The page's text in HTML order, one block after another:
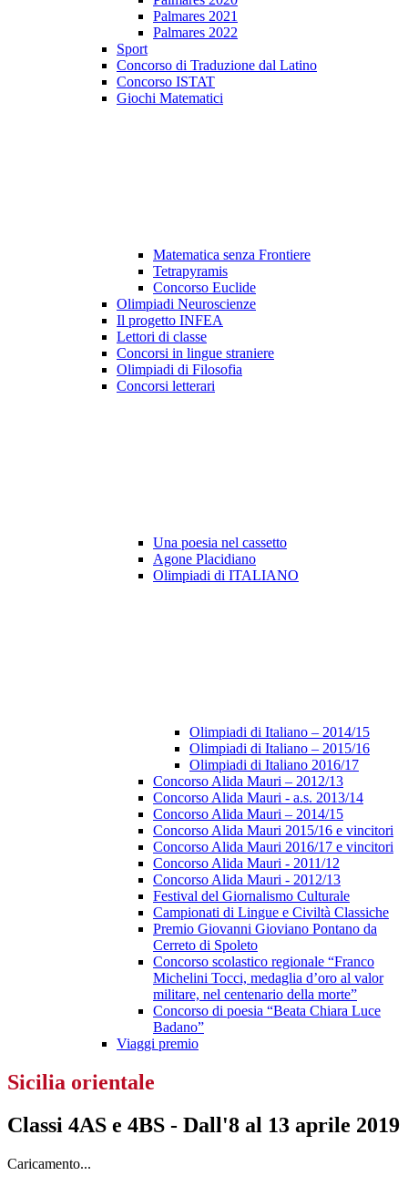
Palmares 2021
Palmares 2022
Sport
Concorso di Traduzione dal Latino
Concorso ISTAT
Giochi Matematici
Matematica senza Frontiere
Tetrapyramis
Concorso Euclide
Olimpiadi Neuroscienze
Il progetto INFEA
Lettori di classe
Concorsi in lingue straniere
Olimpiadi di Filosofia
Concorsi letterari
Una poesia nel cassetto
Agone Placidiano
Olimpiadi di ITALIANO
Olimpiadi di Italiano – 2014/15
Olimpiadi di Italiano – 2015/16
Olimpiadi di Italiano 2016/17
Concorso Alida Mauri – 2012/13
Concorso Alida Mauri - a.s. 2013/14
Concorso Alida Mauri – 2014/15
Concorso Alida Mauri 2015/16 e vincitori
Concorso Alida Mauri 2016/17 e vincitori
Concorso Alida Mauri - 2011/12
Concorso Alida Mauri - 2012/13
Festival del Giornalismo Culturale
Campionati di Lingue e Civiltà Classiche
Premio Giovanni Gioviano Pontano da
Cerreto di Spoleto
Concorso scolastico regionale “Franco
Michelini Tocci, medaglia d’oro al valor
militare, nel centenario della morte”
Concorso di poesia “Beata Chiara Luce
Badano”
Viaggi premio
Sicilia orientale
Classi 4AS e 4BS - Dall'8 al 13 aprile 2019
Caricamento...